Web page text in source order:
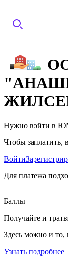
Нужно войти в
Чтобы заплатить,
Войти
Для платежа
Баллы
Получайте и
Здесь можно и то,
Узнать подробнее